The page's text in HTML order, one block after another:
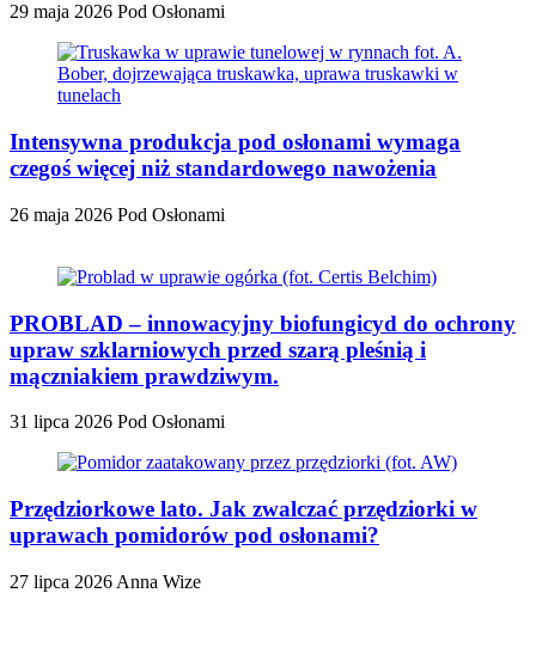
29 maja 2026 Pod Osłonami
Intensywna produkcja pod osłonami wymaga
czegoś więcej niż standardowego nawożenia
26 maja 2026 Pod Osłonami
PROBLAD – innowacyjny biofungicyd do ochrony
upraw szklarniowych przed szarą pleśnią i
mączniakiem prawdziwym.
31 lipca 2026 Pod Osłonami
Przędziorkowe lato. Jak zwalczać przędziorki w
uprawach pomidorów pod osłonami?
27 lipca 2026 Anna Wize